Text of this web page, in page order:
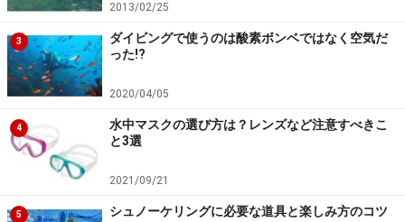
2013/02/25
3
ダイビングで使うのは酸素ボンベではなく空気だ
った!?
2020/04/05
4
水中マスクの選び方は？レンズなど注意すべきこ
と3選
2021/09/21
5 シュノーケリングに必要な道具と楽しみ方のコツ